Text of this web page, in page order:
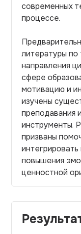
современных
процессе.
литературы
направления
сфере
мотивацию и
изучены
преподавания
инструменты.
призваны
повышения
ценностной